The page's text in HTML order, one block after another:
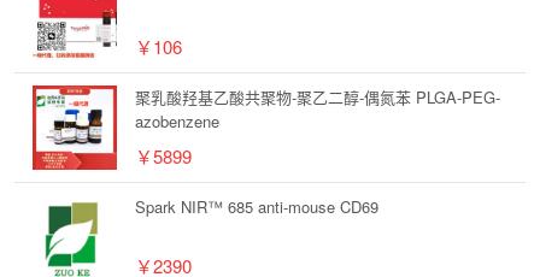
￥106
聚乳酸羟基乙酸共聚物-聚乙二醇-偶氮苯 PLGA-PEG-
azobenzene
￥5899
Spark NIR™ 685 anti-mouse CD69
￥2390